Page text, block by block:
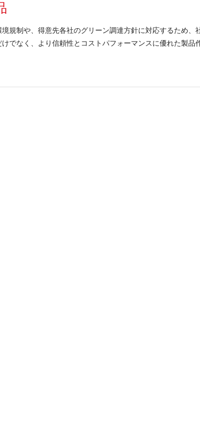
規制や、得意先各社のグリーン調達方針に対応するため、
でなく、より信頼性とコストパフォーマンスに優れた製品